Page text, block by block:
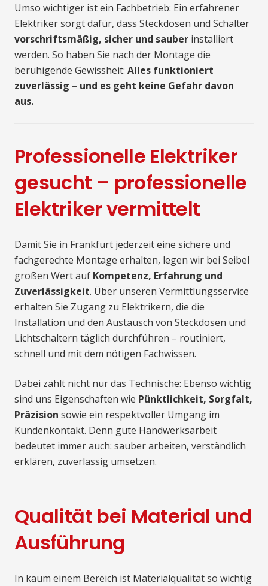
Umso wichtiger ist ein Fachbetrieb: Ein erfahrener
Elektriker sorgt dafür, dass Steckdosen und Schalter
vorschriftsmäßig, sicher und sauber installiert
werden. So haben Sie nach der Montage die
beruhigende Gewissheit: Alles funktioniert
zuverlässig – und es geht keine Gefahr davon
aus.
Professionelle Elektriker
gesucht – professionelle
Elektriker vermittelt
Damit Sie in Frankfurt jederzeit eine sichere und
fachgerechte Montage erhalten, legen wir bei Seibel
großen Wert auf Kompetenz, Erfahrung und
Zuverlässigkeit. Über unseren Vermittlungsservice
erhalten Sie Zugang zu Elektrikern, die die
Installation und den Austausch von Steckdosen und
Lichtschaltern täglich durchführen – routiniert,
schnell und mit dem nötigen Fachwissen.
Dabei zählt nicht nur das Technische: Ebenso wichtig
sind uns Eigenschaften wie Pünktlichkeit, Sorgfalt,
Präzision sowie ein respektvoller Umgang im
Kundenkontakt. Denn gute Handwerksarbeit
bedeutet immer auch: sauber arbeiten, verständlich
erklären, zuverlässig umsetzen.
Qualität bei Material und
Ausführung
In kaum einem Bereich ist Materialqualität so wichtig